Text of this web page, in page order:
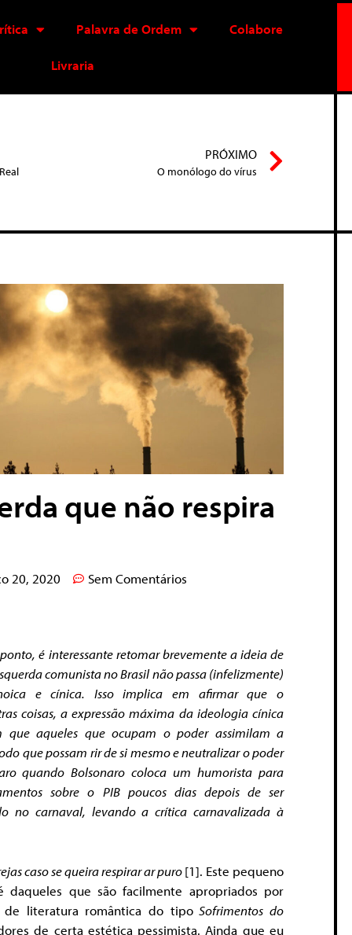
Palavra de Ordem Colabore
Livraria
PRÓXIMO
O monólogo do vírus
que não respira
20, 2020 Sem Comentários
é interessante retomar brevemente a ideia de
comunista no Brasil não passa (infelizmente)
e cínica. Isso implica em afirmar que o
coisas, a expressão máxima da ideologia cínica
que aqueles que ocupam o poder assimilam a
que possam rir de si mesmo e neutralizar o poder
quando Bolsonaro coloca um humorista para
sobre o PIB poucos dias depois de ser
no carnaval, levando a crítica carnavalizada à
caso se queira respirar ar puro[1]. Este pequeno
daqueles que são facilmente apropriados por
de literatura romântica do tipoSofrimentos do
de certa estética pessimista. Ainda que eu